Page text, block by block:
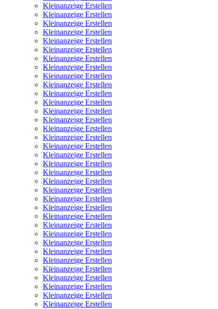
Kleinanzeige Erstellen
Kleinanzeige Erstellen
Kleinanzeige Erstellen
Kleinanzeige Erstellen
Kleinanzeige Erstellen
Kleinanzeige Erstellen
Kleinanzeige Erstellen
Kleinanzeige Erstellen
Kleinanzeige Erstellen
Kleinanzeige Erstellen
Kleinanzeige Erstellen
Kleinanzeige Erstellen
Kleinanzeige Erstellen
Kleinanzeige Erstellen
Kleinanzeige Erstellen
Kleinanzeige Erstellen
Kleinanzeige Erstellen
Kleinanzeige Erstellen
Kleinanzeige Erstellen
Kleinanzeige Erstellen
Kleinanzeige Erstellen
Kleinanzeige Erstellen
Kleinanzeige Erstellen
Kleinanzeige Erstellen
Kleinanzeige Erstellen
Kleinanzeige Erstellen
Kleinanzeige Erstellen
Kleinanzeige Erstellen
Kleinanzeige Erstellen
Kleinanzeige Erstellen
Kleinanzeige Erstellen
Kleinanzeige Erstellen
Kleinanzeige Erstellen
Kleinanzeige Erstellen
Kleinanzeige Erstellen